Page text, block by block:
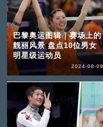
巴黎奥运图辑｜赛场上的
靓丽风景 盘点10位男女
明星级运动员
2024-08-09